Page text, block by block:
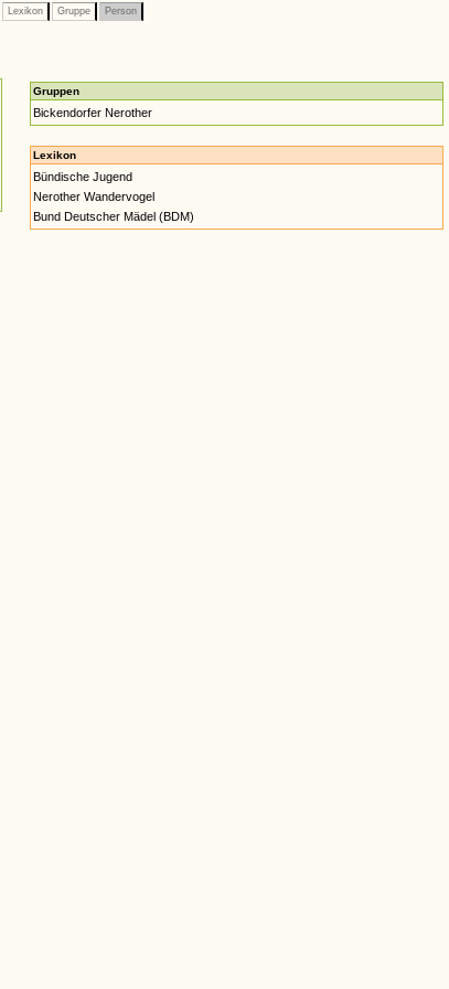
Lexikon Gruppe Person
Gruppen
Bickendorfer Nerother
Lexikon
Bündische Jugend
Nerother Wandervogel
Bund Deutscher Mädel (BDM)